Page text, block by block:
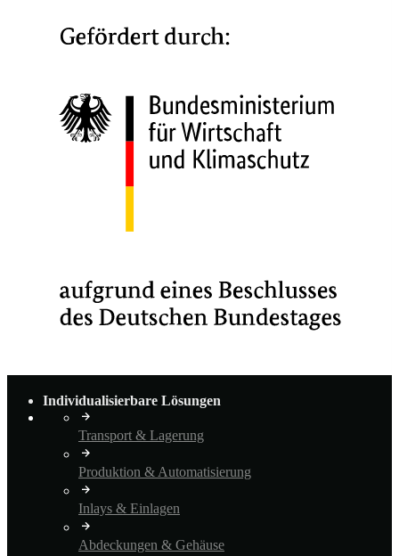
Individualisierbare Lösungen
Transport & Lagerung
Produktion & Automatisierung
Inlays & Einlagen
Abdeckungen & Gehäuse